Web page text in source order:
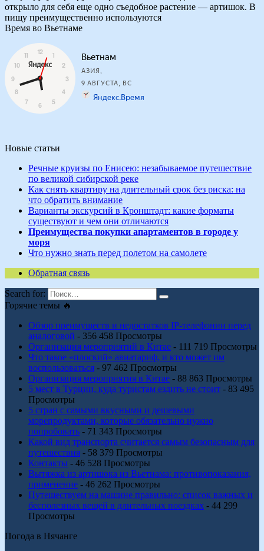
открыло для себя еще одно съедобное растение — артишок. В
пищу преимущественно используются
Время во Вьетнаме
Новые статьи
Речные круизы по Енисею: незабываемое путешествие
по великой сибирской реке
Как снять квартиру на длительный срок без риска: на
что обратить внимание
Варианты экскурсий в Кронштадт: какие форматы
существуют и чем они отличаются
Преимущества покупки апартаментов в городе у
моря
Что нужно знать перед полетом на самолете
Обратная связь
Search for:
Горячие темы 🔥
Обзор преимуществ и недостатков IP-телефонии перед
аналоговой - 356 458 Просмотры
Организация мероприятий в Китае - 111 719 Просмотры
Что такое «плоский» авиатариф, и кто может им
воспользоваться - 97 462 Просмотры
Организация мероприятия в Китае - 88 863 Просмотры
5 мест в Турции, куда туристам ездить не стоит - 83 495
Просмотры
5 стран с самыми вкусными и дешевыми
морепродуктами, которые обязательно нужно
попробовать - 71 343 Просмотры
Какой вид транспорта считается самым безопасным для
путешествия - 58 379 Просмотры
Контакты - 46 528 Просмотры
Вытяжка из артишока из Вьетнама: противопоказания,
применение - 46 262 Просмотры
Путешествуем на машине правильно: список важных и
бесполезных вещей в длительных поездках - 44 299
Просмотры
Погода в Нячанге